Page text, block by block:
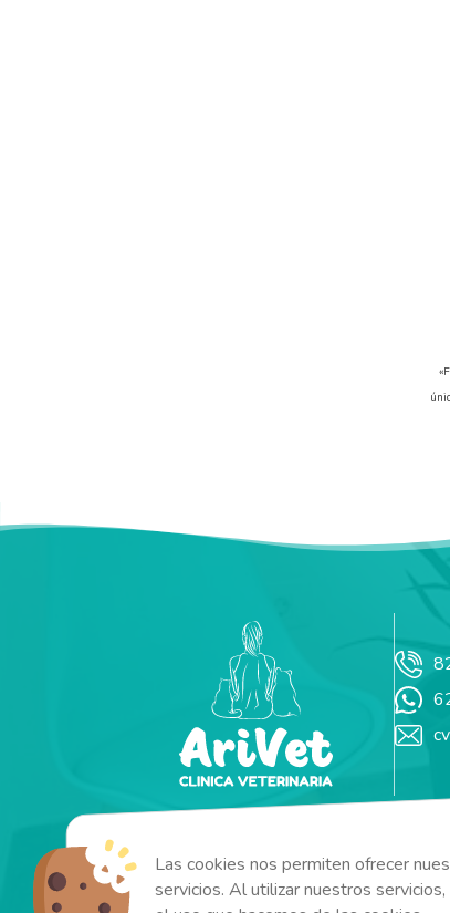
Las cookies nos permiten ofrecer
servicios. Al utilizar nuestros